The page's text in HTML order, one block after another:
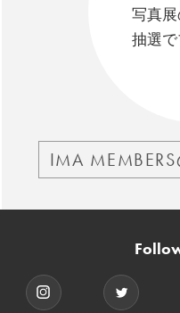
写真
抽選で
IMA